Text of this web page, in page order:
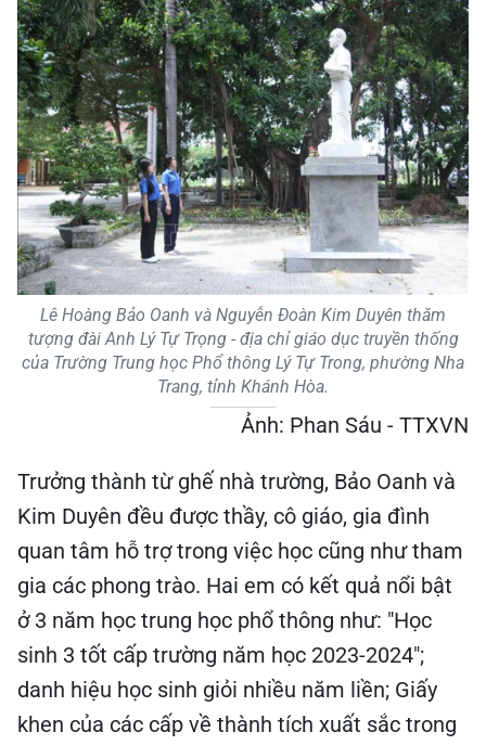
Lê Hoàng Bảo Oanh và Nguyễn Đoàn Kim Duyên thăm
tượng đài Anh Lý Tự Trọng - địa chỉ giáo dục truyền thống
của Trường Trung học Phổ thông Lý Tự Trong, phường Nha
Trang, tỉnh Khánh Hòa.
Ảnh: Phan Sáu - TTXVN
Trưởng thành từ ghế nhà trường, Bảo Oanh và
Kim Duyên đều được thầy, cô giáo, gia đình
quan tâm hỗ trợ trong việc học cũng như tham
gia các phong trào. Hai em có kết quả nổi bật
ở 3 năm học trung học phổ thông như: "Học
sinh 3 tốt cấp trường năm học 2023-2024";
danh hiệu học sinh giỏi nhiều năm liền; Giấy
khen của các cấp về thành tích xuất sắc trong